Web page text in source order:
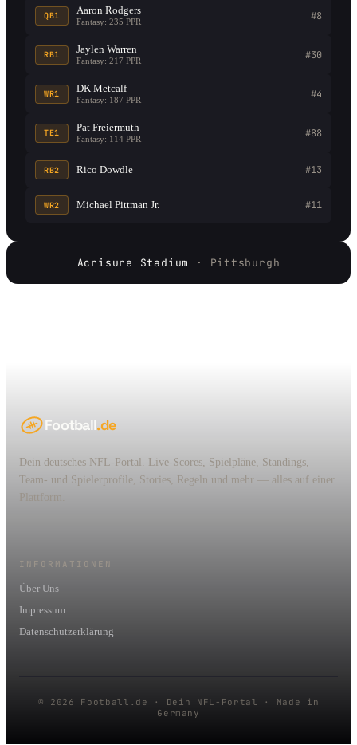
QB1 Aaron Rodgers
Fantasy: 235 PPR #8
RB1 Jaylen Warren
Fantasy: 217 PPR #30
WR1 DK Metcalf
Fantasy: 187 PPR #4
TE1 Pat Freiermuth
Fantasy: 114 PPR #88
RB2 Rico Dowdle #13
WR2 Michael Pittman Jr. #11
Acrisure Stadium · Pittsburgh
Football.de
Dein deutsches NFL-Portal. Live-Scores, Spielpläne, Standings,
Team- und Spielerprofile, Stories, Regeln und mehr — alles auf einer
Plattform.
INFORMATIONEN
Über Uns
Impressum
Datenschutzerklärung
© 2026 Football.de · Dein NFL-Portal · Made in
Germany